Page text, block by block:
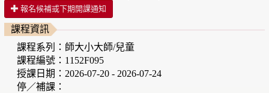
報名候補或下期開課通知
課程資訊
課程系列：師大小大師/兒童
課程編號：1152F095
授課日期：2026-07-20 - 2026-07-24
停／補課：